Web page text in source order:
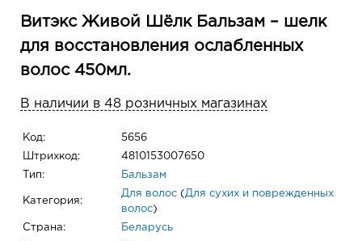
Витэкс Живой Шёлк Бальзам – шелк
для восстановления ослабленных
волос 450мл.
В наличии в 48 розничных магазинах
Код: 5656
Штрихкод: 4810153007650
Тип: Бальзам
Категория:
Для волос ( Для сухих и поврежденных
волос)
Страна: Беларусь